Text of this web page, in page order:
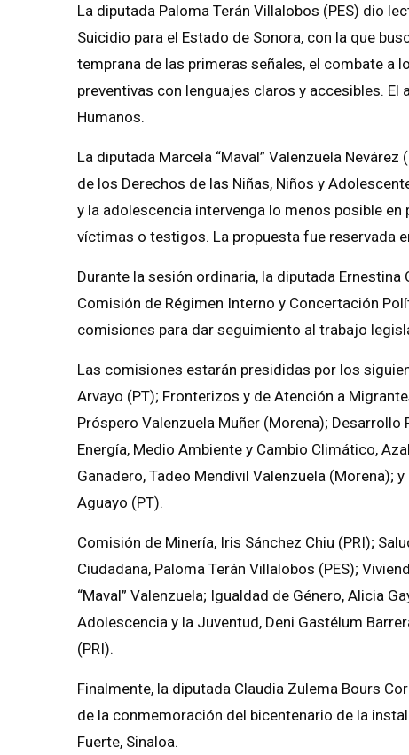
La diputada Paloma Terán Villalobos (PES) dio
Suicidio para el Estado de Sonora, con la que
temprana de las primeras señales, el combate a
preventivas con lenguajes claros y accesibles.
Humanos.
La diputada Marcela “Maval” Valenzuela
de los Derechos de las Niñas, Niños y
y la adolescencia intervenga lo menos posible
víctimas o testigos. La propuesta fue reservada
Durante la sesión ordinaria, la diputada
Comisión de Régimen Interno y Concertación
comisiones para dar seguimiento al trabajo
Las comisiones estarán presididas por los
Arvayo (PT); Fronterizos y de Atención a
Próspero Valenzuela Muñer (Morena);
Energía, Medio Ambiente y Cambio Climático,
Ganadero, Tadeo Mendívil Valenzuela (Morena);
Aguayo (PT).
Comisión de Minería, Iris Sánchez Chiu (PRI);
Ciudadana, Paloma Terán Villalobos (PES);
“Maval” Valenzuela; Igualdad de Género, Alicia
Adolescencia y la Juventud, Deni Gastélum
(PRI).
Finalmente, la diputada Claudia Zulema Bours
de la conmemoración del bicentenario de la
Fuerte, Sinaloa.